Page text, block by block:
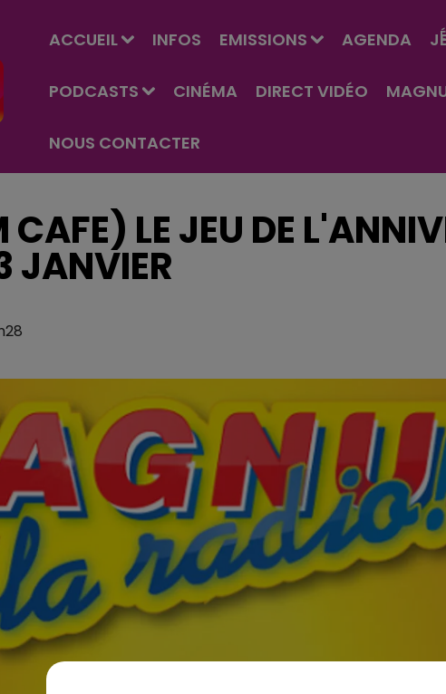
ACCUEIL INFOS EMISSIONS AGENDA
PODCASTS CINÉMA DIRECT VIDÉO
NOUS CONTACTER
LE JEU DE
JANVIER